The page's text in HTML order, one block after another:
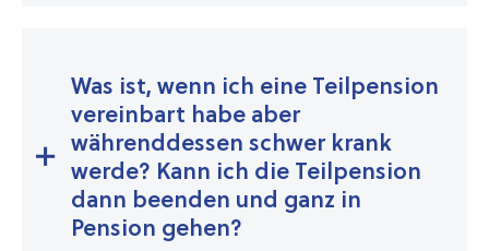
Was ist, wenn ich eine Teilpension
vereinbart habe aber
währenddessen schwer krank
werde? Kann ich die Teilpension
dann beenden und ganz in
Pension gehen?